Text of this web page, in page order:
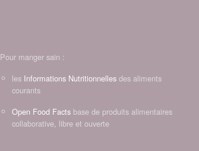
Pour manger sain :
les Informations Nutritionnelles des aliments
courants
Open Food Facts base de produits alimentaires
collaborative, libre et ouverte